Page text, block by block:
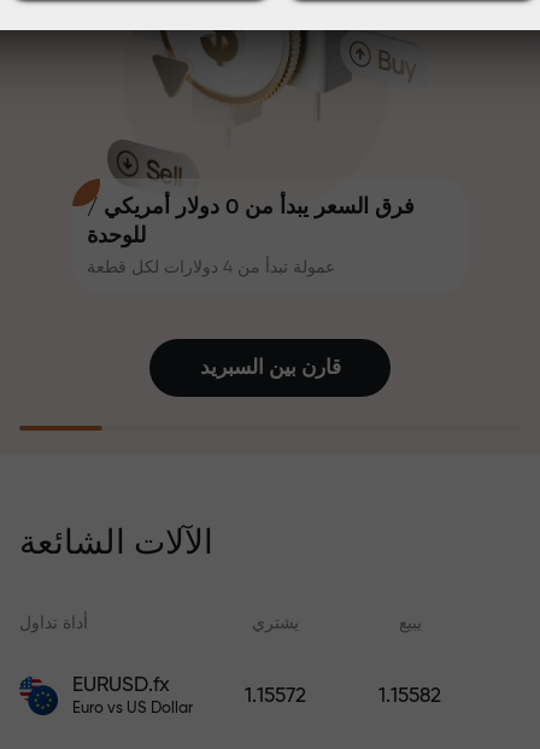
فرق السعر يبدأ من 0 دولار أمريكي /
للوحدة
عمولة تبدأ من 4 دولارات لكل قطعة
تتشارك سرعة المسار وسرعة التداول
نفس القيم. يُضفي أليش لوبرايس
عناصر الحماس والانضباط على عالم
التداول، ويعمل كشريك يُلهم العملاء
لتحقيق أهداف طموحة.
إنستا فوركس على هاتف آيفون أو ماك
بوك أو رحلة أحلامه بمجرد إيداعه مبلغًا
من المال.
خسائرك ويضمن لك مضاعفة أرباحك
ثلاث مرات خلال ستة أشهر. تداول
نحن نضمن أرباحك
مكافأة تصل إلى 1000 ضعف - أكبر
قارن بين السبرید
الآلات الشائعة
أداة تداول يشتري يبيع
EURUSD.fx
Euro vs US Dollar
1.15572 1.15582